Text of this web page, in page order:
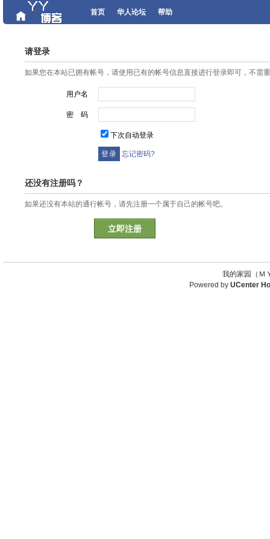
首页 华人论坛 帮助
请登录
如果您在本站已拥有帐号，请使用已有的帐号信息直接进行登录即可，不需
用户名
密 码
下次自动登录
忘记密码?
还没有注册吗？
如果还没有本站的通行帐号，请先注册一个属于自己的帐号吧。
立即注册
我的家园（
Powered by UCenter